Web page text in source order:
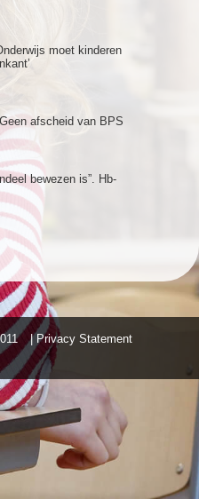
moet kinderen
afscheid van BPS
bewezen is”. Hb-
| Privacy Statement